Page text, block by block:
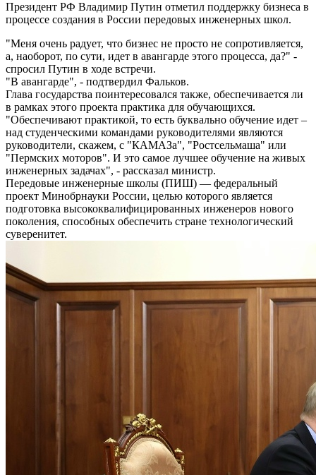
Президент РФ Владимир Путин отметил поддержку бизнеса в
процессе создания в России передовых инженерных школ.
"Меня очень радует, что бизнес не просто не сопротивляется,
а, наоборот, по сути, идет в авангарде этого процесса, да?" -
спросил Путин в ходе встречи.
"В авангарде", - подтвердил Фальков.
Глава государства поинтересовался также, обеспечивается ли
в рамках этого проекта практика для обучающихся.
"Обеспечивают практикой, то есть буквально обучение идет –
над студенческими командами руководителями являются
руководители, скажем, с "КАМАЗа", "Ростсельмаша" или
"Пермских моторов". И это самое лучшее обучение на живых
инженерных задачах", - рассказал министр.
Передовые инженерные школы (ПИШ) ― федеральный
проект Минобрнауки России, целью которого является
подготовка высококвалифицированных инженеров нового
поколения, способных обеспечить стране технологический
суверенитет.